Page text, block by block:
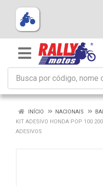
INÍCIO NACIONAIS
KIT ADESIVO HONDA POP 100
ADESIVOS